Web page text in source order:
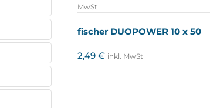
MwSt
fischer DUOPOWER 10 x 50
2,49 € inkl. MwSt